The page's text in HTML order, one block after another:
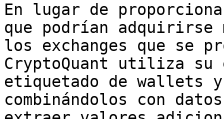
En lugar de
que podrían adquirirse
los exchanges que se
CryptoQuant utiliza su
etiquetado de wallets
combinándolos con